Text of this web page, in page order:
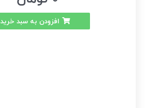
افزودن به سبد خرید